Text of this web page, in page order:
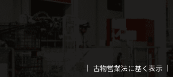
古物営業法に基く表示